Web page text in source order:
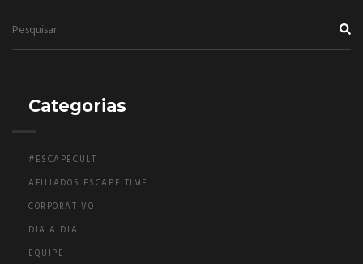
Categorias
#ESCAPECULT
AFILIADOS ESCAPE TIME
CORPORATIVO
DIA A DIA
EQUIPE